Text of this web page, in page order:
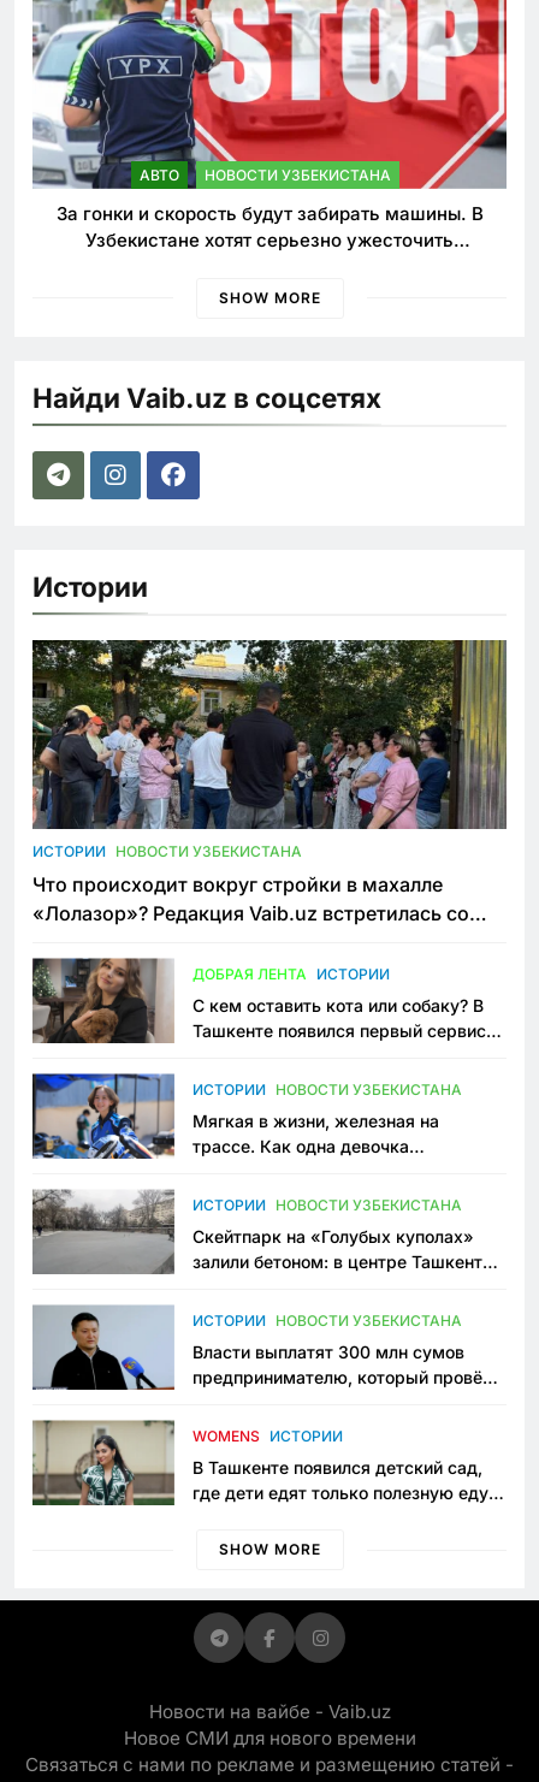
АВТО НОВОСТИ УЗБЕКИСТАНА
За гонки и скорость будут забирать машины. В
Узбекистане хотят серьезно ужесточить
SHOW MORE
Найди Vaib.uz в соцсетях
Истории
ИСТОРИИ НОВОСТИ УЗБЕКИСТАНА
Что происходит вокруг стройки в махалле
«Лолазор»? Редакция Vaib.uz встретилась со
ДОБРАЯ ЛЕНТА ИСТОРИИ
С кем оставить кота или собаку? В
Ташкенте появился первый сервис
ИСТОРИИ НОВОСТИ УЗБЕКИСТАНА
Мягкая в жизни, железная на
трассе. Как одна девочка
Узбекистане
ИСТОРИИ НОВОСТИ УЗБЕКИСТАНА
Скейтпарк на «Голубых куполах»
залили бетоном: в центре Ташкента
пространство
ИСТОРИИ НОВОСТИ УЗБЕКИСТАНА
Власти выплатят 300 млн сумов
предпринимателю, который провёл
приговору
WOMENS ИСТОРИИ
В Ташкенте появился детский сад,
где дети едят только полезную еду.
просить «кашу без сахара»
SHOW MORE
Новости на вайбе - Vaib.uz
Новое СМИ для нового времени
Связаться с нами по рекламе и размещению статей -